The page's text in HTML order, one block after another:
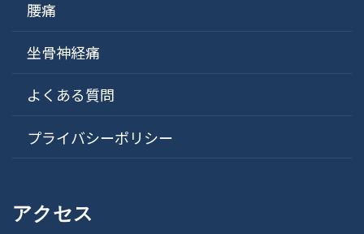
腰痛
坐骨神経痛
よくある質問
プライバシーポリシー
アクセス